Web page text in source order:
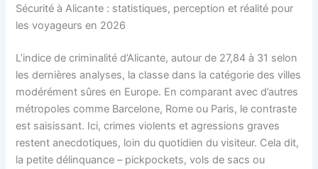
Sécurité à Alicante : statistiques, perception et réalité pour
les voyageurs en 2026
L’indice de criminalité d’Alicante, autour de 27,84 à 31 selon
les dernières analyses, la classe dans la catégorie des villes
modérément sûres en Europe. En comparant avec d’autres
métropoles comme Barcelone, Rome ou Paris, le contraste
est saisissant. Ici, crimes violents et agressions graves
restent anecdotiques, loin du quotidien du visiteur. Cela dit,
la petite délinquance – pickpockets, vols de sacs ou